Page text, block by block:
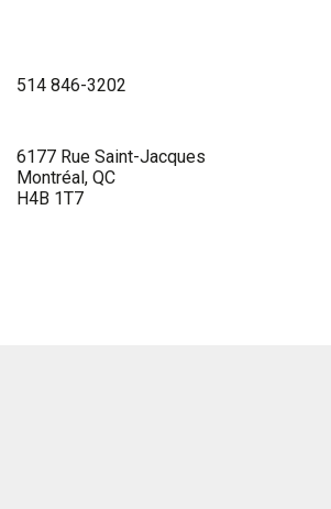
514 846-3202
6177 Rue Saint-Jacques
Montréal, QC
H4B 1T7